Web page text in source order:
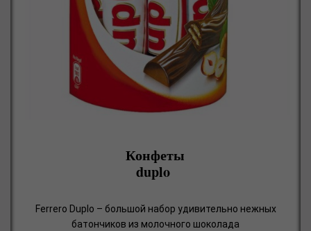
Конфеты
duplo
Ferrero Duplo – большой набор удивительно нежных
батончиков из молочного шоколада